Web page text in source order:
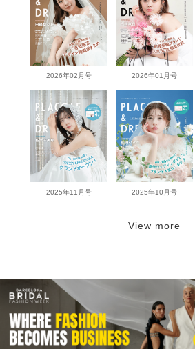
2026年02月号 2026年01月号
2025年11月号 2025年10月号
View more